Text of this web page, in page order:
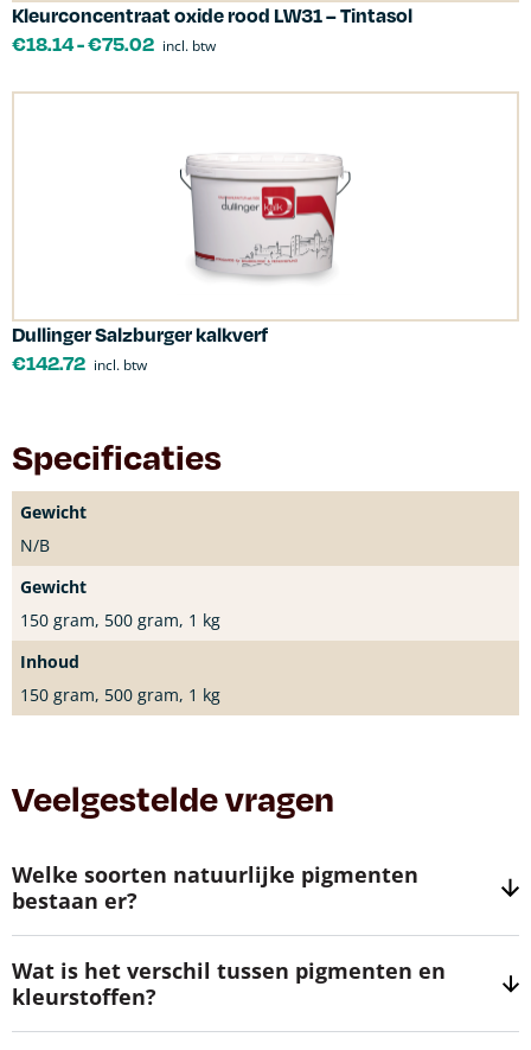
Kleurconcentraat oxide rood LW31 – Tintasol
€18.14-€75.02 incl. btw
Dullinger Salzburger kalkverf
€142.72 incl. btw
Specificaties
Gewicht
N/B
Gewicht
150 gram, 500 gram, 1 kg
Inhoud
150 gram, 500 gram, 1 kg
Veelgestelde vragen
Welke soorten natuurlijke pigmenten
bestaan er?
Wat is het verschil tussen pigmenten en
kleurstoffen?